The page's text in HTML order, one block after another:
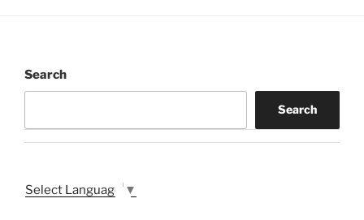
Search
Search
Select Language ▼